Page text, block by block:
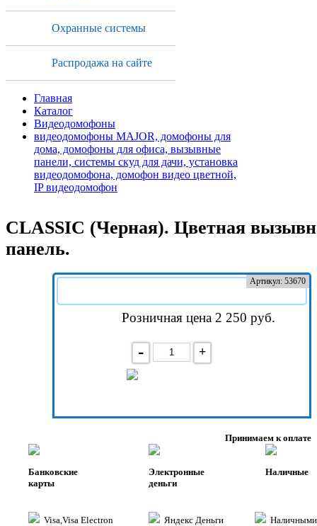
Охранные системы
Распродажа на сайте
Главная
Каталог
Видеодомофоны
видеодомофоны MAJOR, домофоны для
дома, домофоны для офиса, вызывные
панели, системы скуд для дачи, установка
видеодомофона, домофон видео цветной,
IP видеодомофон
CLASSIC (Черная). Цветная
панель.
Артикул: 53670
Розничная цена 2 250 руб.
- +
Принимаем к оплате
Банковские
карты
Visa,Visa Electron
Электронные
деньги
Яндекс Деньги
Наличные